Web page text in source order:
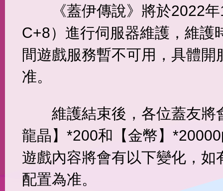
《蓋伊傳說》將於2022
C+8）進行伺服器維護，維護
間遊戲服務暫不可用，具體開
准。
維護結束後，各位蓋友將
龍晶】*200和【金幣】
遊戲內容將會有以下變化，如
配置為准。